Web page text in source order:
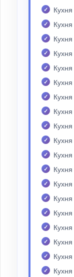
Кухня
Кухня
Кухня
Кухня
Кухня
Кухня
Кухня
Кухня
Кухня
Кухня
Кухня
Кухня
Кухня
Кухня
Кухня
Кухня
Кухня
Кухня
Кухня